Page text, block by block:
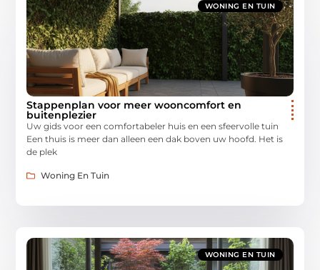
WONING EN TUIN
Stappenplan voor meer wooncomfort en
buitenplezier
Uw gids voor een comfortabeler huis en een sfeervolle tuin
Een thuis is meer dan alleen een dak boven uw hoofd. Het is
de plek
Woning En Tuin
WONING EN TUIN